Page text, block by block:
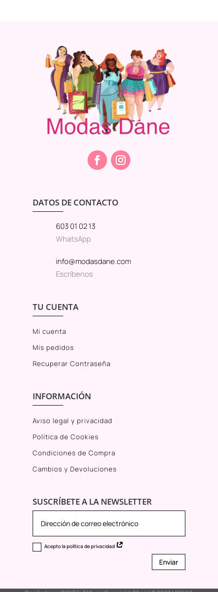
DATOS DE CONTACTO
603 01 02 13
WhatsApp
info@modasdane.com
Escríbenos
TU CUENTA
Mi cuenta
Mis pedidos
Recuperar Contraseña
INFORMACIÓN
Aviso legal y privacidad
Política de Cookies
Condiciones de Compra
Cambios y Devoluciones
SUSCRÍBETE A LA NEWSLETTER
Acepto la política de privacidad
Enviar